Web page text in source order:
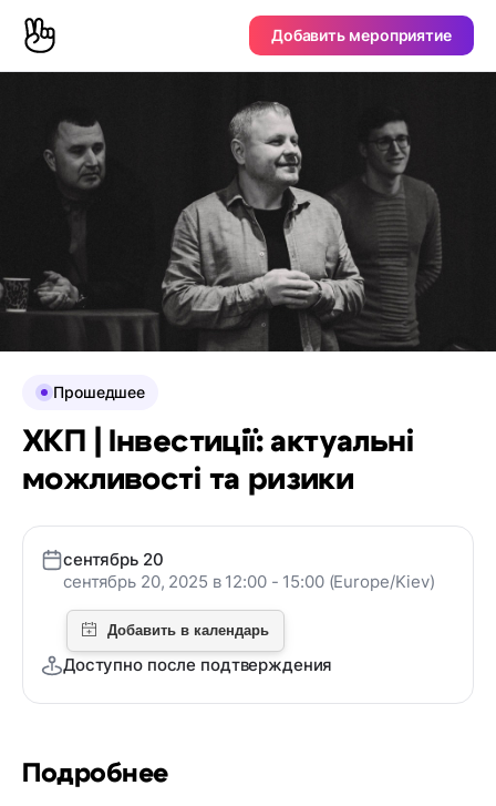
Добавить мероприятие
Подробнее
Прошедшее
ХКП | Інвестиції: актуальні
можливості та ризики
сентябрь 20
сентябрь 20, 2025 в 12:00 - 15:00 (Europe/Kiev)
Доступно после подтверждения